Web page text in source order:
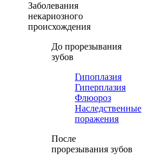
Заболевания
некариозного
происхождения
До прорезывания
зубов
Гипоплазия
Гиперплазия
Флюороз
Наследственные
поражения
После
прорезывания зубов